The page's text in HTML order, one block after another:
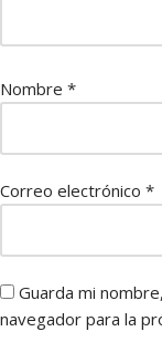
Nombre *
Correo electrónico *
Guarda mi
navegador para la